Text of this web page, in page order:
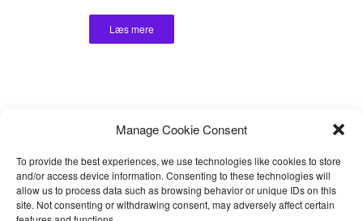
Manage Cookie Consent
To provide the best experiences, we use technologies like cookies to store
and/or access device information. Consenting to these technologies will
allow us to process data such as browsing behavior or unique IDs on this
site. Not consenting or withdrawing consent, may adversely affect certain
Læs mere